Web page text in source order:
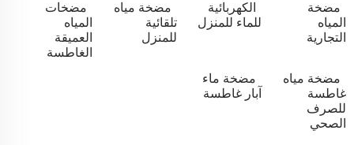
مضخة
المياه
التجارية
الكهربائية
للماء للمنزل
مضخة مياه
تلقائية
للمنزل
مضخات
المياه
العميقة
الغاطسة
مضخة مياه
غاطسة
للصرف
الصحي
مضخة ماء
آبار غاطسة